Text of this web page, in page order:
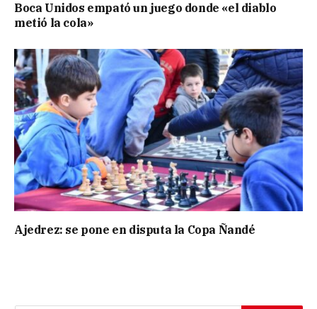
Boca Unidos empató un juego donde «el diablo
metió la cola»
Ajedrez: se pone en disputa la Copa Ñandé